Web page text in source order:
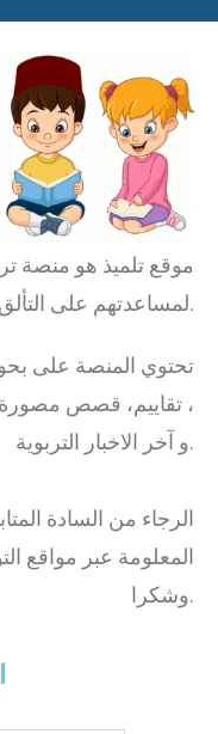
موقع تلميذ هو منصة
لمساعدتهم على التألق و النجاح.
تحتوي المنصة على
، تقاييم، قصص
و آخر الاخبار التربوية.
الرجاء من السادة
المعلومة عبر مواقع
وشكرا.